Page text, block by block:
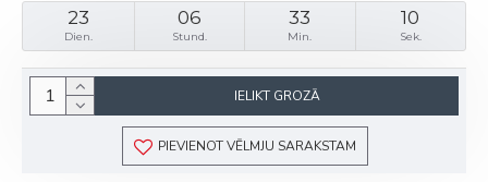
23
Dien.
06
Stund.
33
Min.
10
Sek.
IELIKT GROZĀ
PIEVIENOT VĒLMJU SARAKSTAM